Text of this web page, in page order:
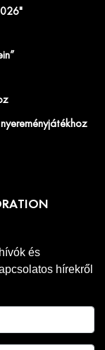
nyereményjátékhoz
és
hírekről